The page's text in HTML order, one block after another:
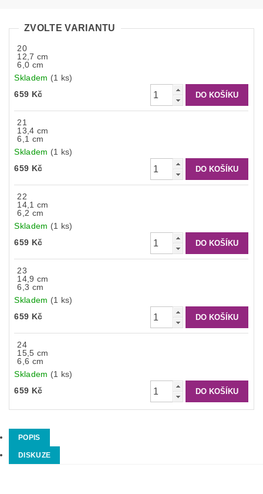
ZVOLTE VARIANTU
20
12,7 cm
6,0 cm
Skladem (1 ks)
659 Kč
21
13,4 cm
6,1 cm
Skladem (1 ks)
659 Kč
22
14,1 cm
6,2 cm
Skladem (1 ks)
659 Kč
23
14,9 cm
6,3 cm
Skladem (1 ks)
659 Kč
24
15,5 cm
6,6 cm
Skladem (1 ks)
659 Kč
POPIS
DISKUZE